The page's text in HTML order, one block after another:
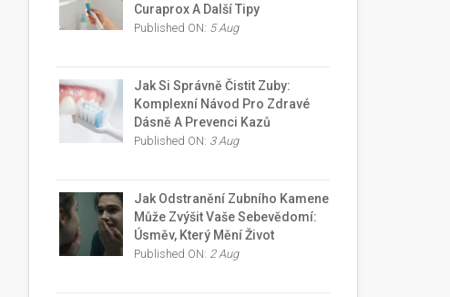
Curaprox A Další Tipy
Published ON: 5 Aug
Jak Si Správně Čistit Zuby:
Komplexní Návod Pro Zdravé
Dásně A Prevenci Kazů
Published ON: 3 Aug
Jak Odstranění Zubního Kamene
Může Zvýšit Vaše Sebevědomí:
Úsměv, Který Mění Život
Published ON: 2 Aug